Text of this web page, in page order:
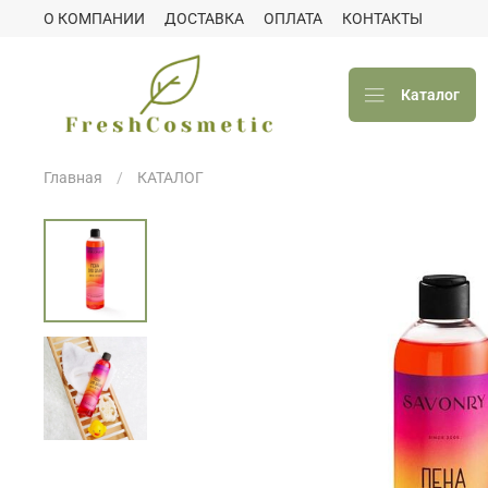
О КОМПАНИИ ДОСТАВКА ОПЛАТА КОНТАКТЫ
Каталог
Главная КАТАЛОГ